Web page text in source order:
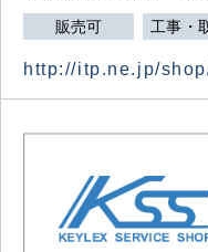
販売可 工事・
http://itp.ne.jp/